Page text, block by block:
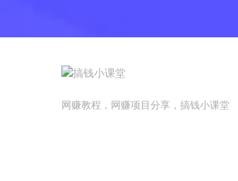
网赚教程，网赚项目分享，搞钱小课堂